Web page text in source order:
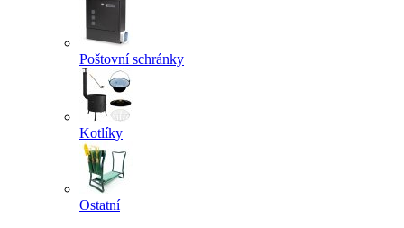
Poštovní schránky
Kotlíky
Ostatní